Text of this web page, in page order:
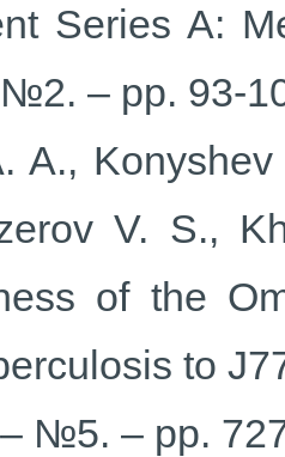
Series A:
– pp. 93-
A.,
V. S.,
of the
to
№5. – pp.